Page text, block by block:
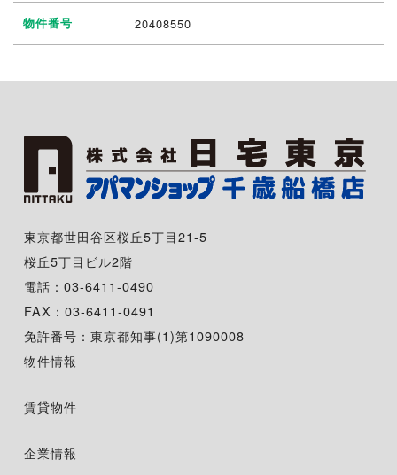
物件番号 20408550
東京都世田谷区桜丘5丁目21-5
桜丘5丁目ビル2階
電話：03-6411-0490
FAX：03-6411-0491
免許番号：東京都知事(1)第1090008
物件情報
賃貸物件
企業情報